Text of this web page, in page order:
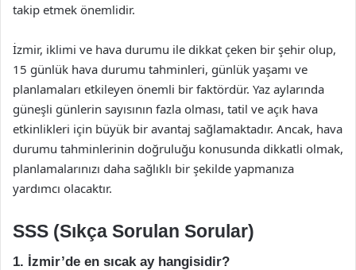
takip etmek önemlidir.
İzmir, iklimi ve hava durumu ile dikkat çeken bir şehir olup,
15 günlük hava durumu tahminleri, günlük yaşamı ve
planlamaları etkileyen önemli bir faktördür. Yaz aylarında
güneşli günlerin sayısının fazla olması, tatil ve açık hava
etkinlikleri için büyük bir avantaj sağlamaktadır. Ancak, hava
durumu tahminlerinin doğruluğu konusunda dikkatli olmak,
planlamalarınızı daha sağlıklı bir şekilde yapmanıza
yardımcı olacaktır.
SSS (Sıkça Sorulan Sorular)
1. İzmir’de en sıcak ay hangisidir?